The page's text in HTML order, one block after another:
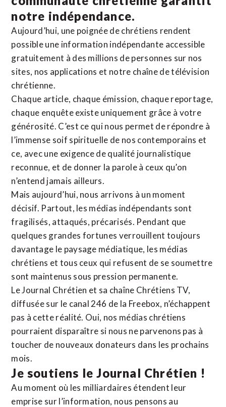
notre indépendance.
Aujourd’hui, une poignée de chrétiens rendent
possible une information indépendante accessible
gratuitement à des millions de personnes sur nos
sites, nos applications et notre chaîne de télévision
chrétienne.
Chaque article, chaque émission, chaque reportage,
chaque enquête existe uniquement grâce à votre
générosité. C’est ce qui nous permet de répondre à
l’immense soif spirituelle de nos contemporains et
ce, avec une exigence de qualité journalistique
reconnue, et de donner la parole à ceux qu’on
n’entend jamais ailleurs.
Mais aujourd’hui, nous arrivons à un moment
décisif. Partout, les médias indépendants sont
fragilisés, attaqués, précarisés. Pendant que
quelques grandes fortunes verrouillent toujours
davantage le paysage médiatique, les médias
chrétiens et tous ceux qui refusent de se soumettre
sont maintenus sous pression permanente.
Le Journal Chrétien et sa chaîne Chrétiens TV,
diffusée sur le canal 246 de la Freebox, n’échappent
pas à cette réalité. Oui, nos médias chrétiens
pourraient disparaître si nous ne parvenons pas à
toucher de nouveaux donateurs dans les prochains
mois.
Je soutiens le Journal Chrétien !
Au moment où les milliardaires étendent leur
emprise sur l’information, nous pensons au